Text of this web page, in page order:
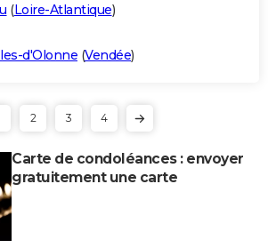
(Loire-Atlantique)
d'Olonne (Vendée)
2 3 4
Carte de condoléances : envoyer
gratuitement une carte